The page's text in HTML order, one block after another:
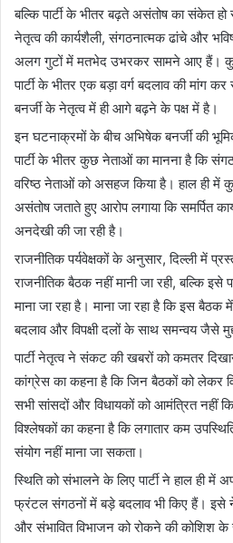
बल्कि पार्टी के भीतर बढ़ते असंतोष का संकेत
नेतृत्व की कार्यशैली, संगठनात्मक ढांचे और
अलग गुटों में मतभेद उभरकर सामने आए हैं। कुछ
पार्टी के भीतर एक बड़ा वर्ग बदलाव की मांग
बनर्जी के नेतृत्व में ही आगे बढ़ने के पक्ष में है।
इन घटनाक्रमों के बीच अभिषेक बनर्जी की
पार्टी के भीतर कुछ नेताओं का मानना है कि
वरिष्ठ नेताओं को असहज किया है। हाल ही
असंतोष जताते हुए आरोप लगाया कि समर्पित
अनदेखी की जा रही है।
राजनीतिक पर्यवेक्षकों के अनुसार, दिल्ली में
राजनीतिक बैठक नहीं मानी जा रही, बल्कि इसे
माना जा रहा है। माना जा रहा है कि इस बैठक
बदलाव और विपक्षी दलों के साथ समन्वय जैसे
पार्टी नेतृत्व ने संकट की खबरों को कमतर
कांग्रेस का कहना है कि जिन बैठकों को लेकर
सभी सांसदों और विधायकों को आमंत्रित नहीं
विश्लेषकों का कहना है कि लगातार कम
संयोग नहीं माना जा सकता।
स्थिति को संभालने के लिए पार्टी ने हाल ही
फ्रंटल संगठनों में बड़े बदलाव भी किए हैं। इसे
और संभावित विभाजन को रोकने की कोशिश के